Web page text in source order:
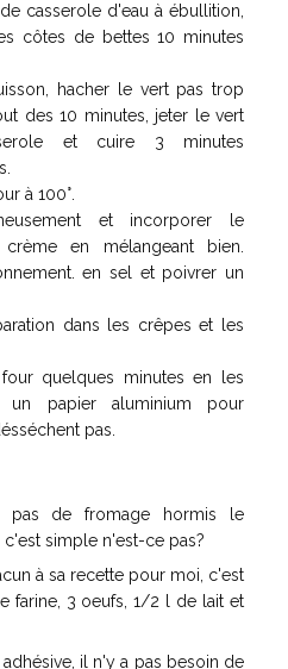
casserole d'eau à ébullition,
côtes de bettes 10 minutes
hacher le vert pas trop
des 10 minutes, jeter le vert
et cuire 3 minutes
à 100°.
et incorporer le
en mélangeant bien.
en sel et poivrer un
dans les crêpes et les
four quelques minutes en les
un papier aluminium pour
pas.
pas de fromage hormis le
simple n'est-ce pas?
à sa recette pour moi, c'est
farine, 3 oeufs, 1/2 l de lait et
il n'y a pas besoin de